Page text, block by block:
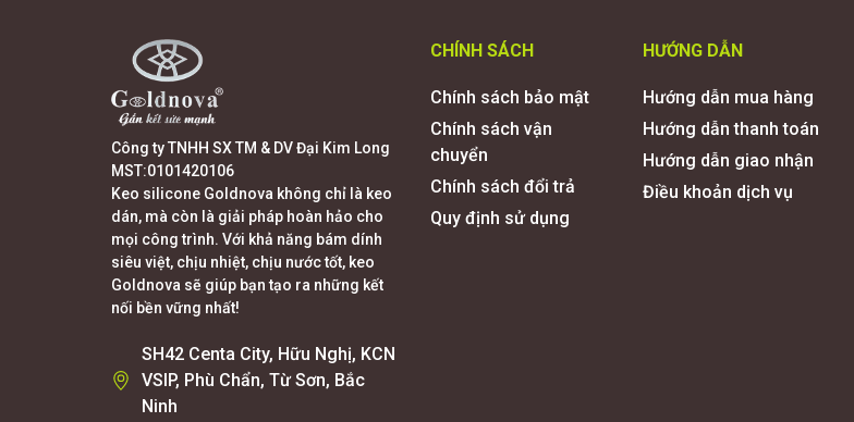
Công ty TNHH SX TM & DV Đại Kim Long
MST:0101420106
Keo silicone Goldnova không chỉ là keo
dán, mà còn là giải pháp hoàn hảo cho
mọi công trình. Với khả năng bám dính
siêu việt, chịu nhiệt, chịu nước tốt, keo
Goldnova sẽ giúp bạn tạo ra những kết
nối bền vững nhất!
SH42 Centa City, Hữu Nghị, KCN
VSIP, Phù Chẩn, Từ Sơn, Bắc
Ninh
CHÍNH SÁCH
Chính sách bảo mật
Chính sách vận
chuyển
Chính sách đổi trả
Quy định sử dụng
HƯỚNG DẪN
Hướng dẫn mua hàng
Hướng dẫn thanh toán
Hướng dẫn giao nhận
Điều khoản dịch vụ